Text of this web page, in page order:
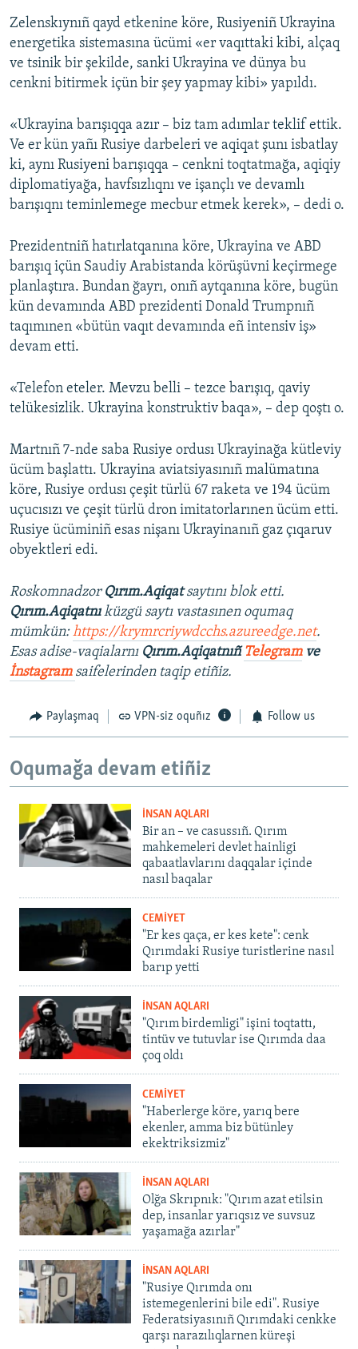
Zelenskıynıñ qayd etkenine köre, Rusiyeniñ Ukrayina
energetika sistemasına ücümi «er vaqıttaki kibi, alçaq
ve tsinik bir şekilde, sanki Ukrayina ve dünya bu
cenkni bitirmek içün bir şey yapmay kibi» yapıldı.
«Ukrayina barışıqqa azır – biz tam adımlar teklif ettik.
Ve er kün yañı Rusiye darbeleri ve aqiqat şunı isbatlay
ki, aynı Rusiyeni barışıqqa – cenkni toqtatmağa, aqiqiy
diplomatiyağa, havfsızlıqnı ve işançlı ve devamlı
barışıqnı teminlemege mecbur etmek kerek», – dedi o.
Prezidentniñ hatırlatqanına köre, Ukrayina ve ABD
barışıq içün Saudiy Arabistanda körüşüvni keçirmege
planlaştıra. Bundan ğayrı, onıñ aytqanına köre, bugün
kün devamında ABD prezidenti Donald Trumpnıñ
taqımınen «bütün vaqıt devamında eñ intensiv iş»
devam etti.
«Telefon eteler. Mevzu belli – tezce barışıq, qaviy
telükesizlik. Ukrayina konstruktiv baqa», – dep qoştı o.
Martnıñ 7-nde saba Rusiye ordusı Ukrayinağa kütleviy
ücüm başlattı. Ukrayina aviatsiyasınıñ malümatına
köre, Rusiye ordusı çeşit türlü 67 raketa ve 194 ücüm
uçucısızı ve çeşit türlü dron imitatorlarınen ücüm etti.
Rusiye ücüminiñ esas nişanı Ukrayinanıñ gaz çıqaruv
obyektleri edi.
Roskomnadzor Qırım.Aqiqatsaytını blok etti.
Qırım.Aqiqatnıküzgü saytı vastasınen oqumaq
mümkün:https://krymrcriywdcchs.azureedge.net.
Esas adise-vaqialarnı Qırım.Aqiqatnıñ Telegramve
İnstagram saifelerinden taqip etiñiz.
Paylaşmaq VPN-siz oquñız Follow us
Oqumağa devam etiñiz
İNSAN AQLARI
Bir an – ve casussıñ. Qırım
mahkemeleri devlet hainligi
qabaatlavlarını daqqalar içinde
nasıl baqalar
CEMİYET
"Er kes qaça, er kes kete": cenk
Qırımdaki Rusiye turistlerine nasıl
barıp yetti
İNSAN AQLARI
"Qırım birdemligi" işini toqtattı,
tintüv ve tutuvlar ise Qırımda daa
çoq oldı
CEMİYET
"Haberlerge köre, yarıq bere
ekenler, amma biz bütünley
ekektriksizmiz"
İNSAN AQLARI
Olğa Skrıpnık: "Qırım azat etilsin
dep, insanlar yarıqsız ve suvsuz
yaşamağa azırlar"
İNSAN AQLARI
"Rusiye Qırımda onı
istemegenlerini bile edi". Rusiye
Federatsiyasınıñ Qırımdaki cenkke
qarşı narazılıqlarnen küreşi